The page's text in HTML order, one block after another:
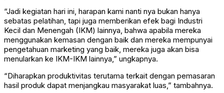
“Jadi kegiatan hari ini, harapan kami nanti nya bukan hanya
sebatas pelatihan, tapi juga memberikan efek bagi Industri
Kecil dan Menengah (IKM) lainnya, bahwa apabila mereka
menggunakan kemasan dengan baik dan mereka mempunyai
pengetahuan marketing yang baik, mereka juga akan bisa
menularkan ke IKM-IKM lainnya,” ungkapnya.
“Diharapkan produktivitas terutama terkait dengan pemasaran
hasil produk dapat menjangkau masyarakat luas,” tambahnya.